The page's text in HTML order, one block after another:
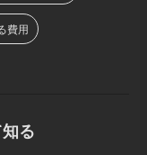
費用
る